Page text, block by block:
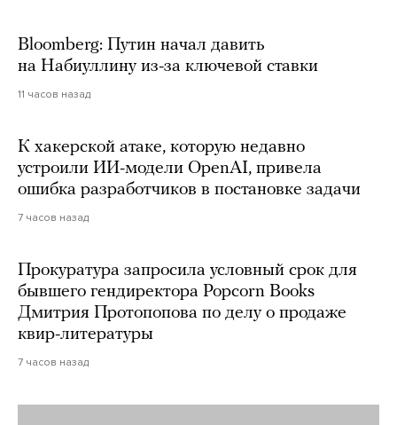
Bloomberg: Путин начал давить
на Набиуллину из-за ключевой ставки
11 часов назад
К хакерской атаке, которую недавно
устроили ИИ-модели OpenAI, привела
ошибка разработчиков в постановке задачи
7 часов назад
Прокуратура запросила условный срок для
бывшего гендиректора Popcorn Books
Дмитрия Протопопова по делу о продаже
квир-литературы
7 часов назад